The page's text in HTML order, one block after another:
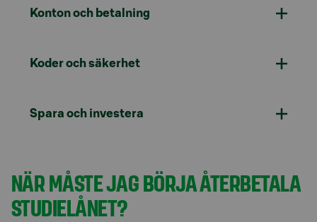
Konton och betalning
Koder och säkerhet
Spara och investera
NÄR MÅSTE JAG BÖRJA ÅTERBETALA
STUDIELÅNET?